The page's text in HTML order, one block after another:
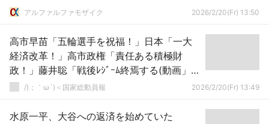
アルファルファモザイク 2026/2/20(Fr) 13:50
高市早苗「五輪選手を祝福！」日本「一大
経済改革！」高市政権「責任ある積極財
政！」藤井聡「戦後ﾚｼﾞｰﾑ終焉する(動画」高
橋洋一「動き出した高市総理の敵(動画」→
/)；｀ω´)＜国家総動員報 2026/2/20(Fr) 13:49
水原一平、大谷への返済を始めていた